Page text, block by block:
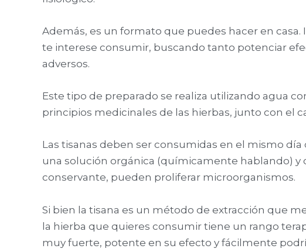
Además, es un formato que puedes hacer en
te interese consumir, buscando tanto potenciar
adversos.
Este tipo de preparado se realiza utilizando agua
principios medicinales de las hierbas, junto con el
Las tisanas deben ser consumidas en el mismo
una solución orgánica (químicamente hablando) y
conservante, pueden proliferar microorganismos.
Si bien la tisana es un método de extracción que
la hierba que quieres consumir tiene un rango
muy fuerte, potente en su efecto y fácilmente